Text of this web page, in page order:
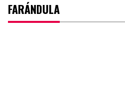
FARÁNDULA